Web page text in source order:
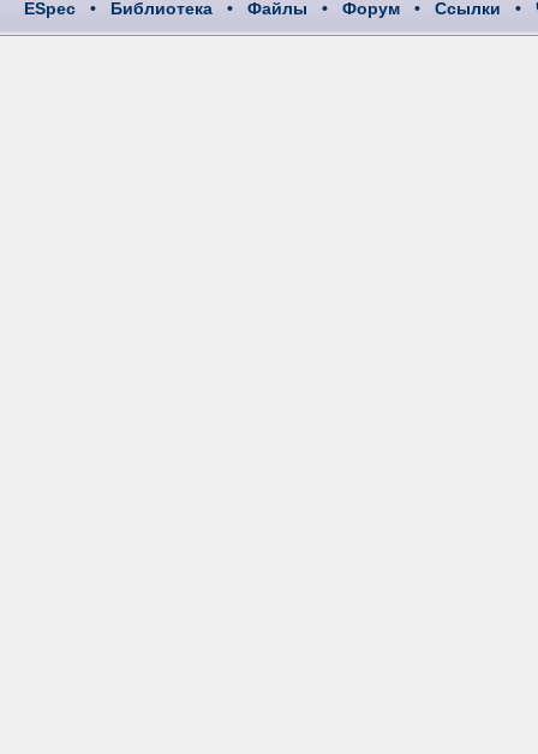
ESpec • Библиотека • Файлы • Форум • Ссылки •